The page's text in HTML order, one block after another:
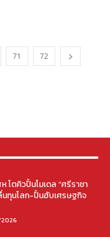
71 72
โตคิวปั้นโมเดล “ศรีราชา
ทุนโลก-ปั้นฮับเศรษฐกิจ